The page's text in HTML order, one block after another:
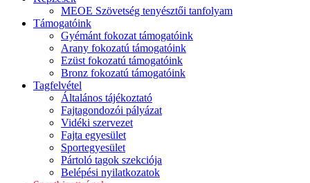
MEOE Szövetség tenyésztői tanfolyam
Támogatóink
Gyémánt fokozat támogatóink
Arany fokozatú támogatóink
Ezüst fokozatú támogatóink
Bronz fokozatú támogatóink
Tagfelvétel
Általános tájékoztató
Fajtagondozói pályázat
Vidéki szervezet
Fajta egyesület
Sportegyesület
Pártoló tagok szekciója
Belépési nyilatkozatok